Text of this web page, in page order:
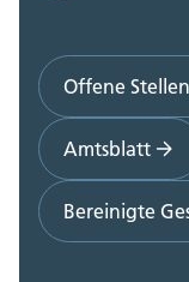
Offene Stellen
Amtsblatt
Bereinigte